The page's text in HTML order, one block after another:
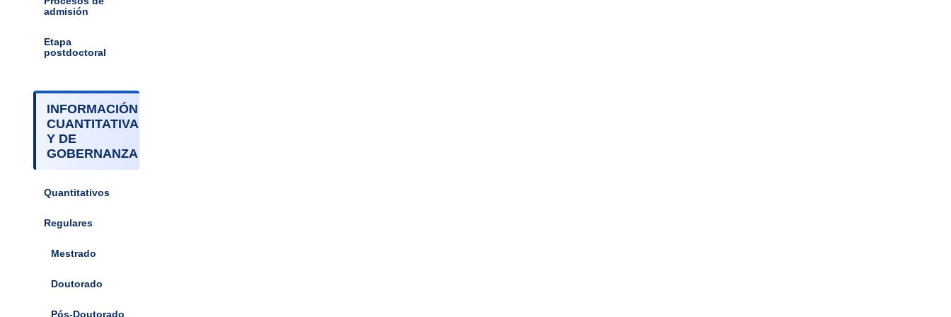
admisión
Etapa
postdoctoral
INFORMACIÓN
CUANTITATIVA
Y DE
GOBERNANZA
Quantitativos
Regulares
Mestrado
Doutorado
Pós-Doutorado